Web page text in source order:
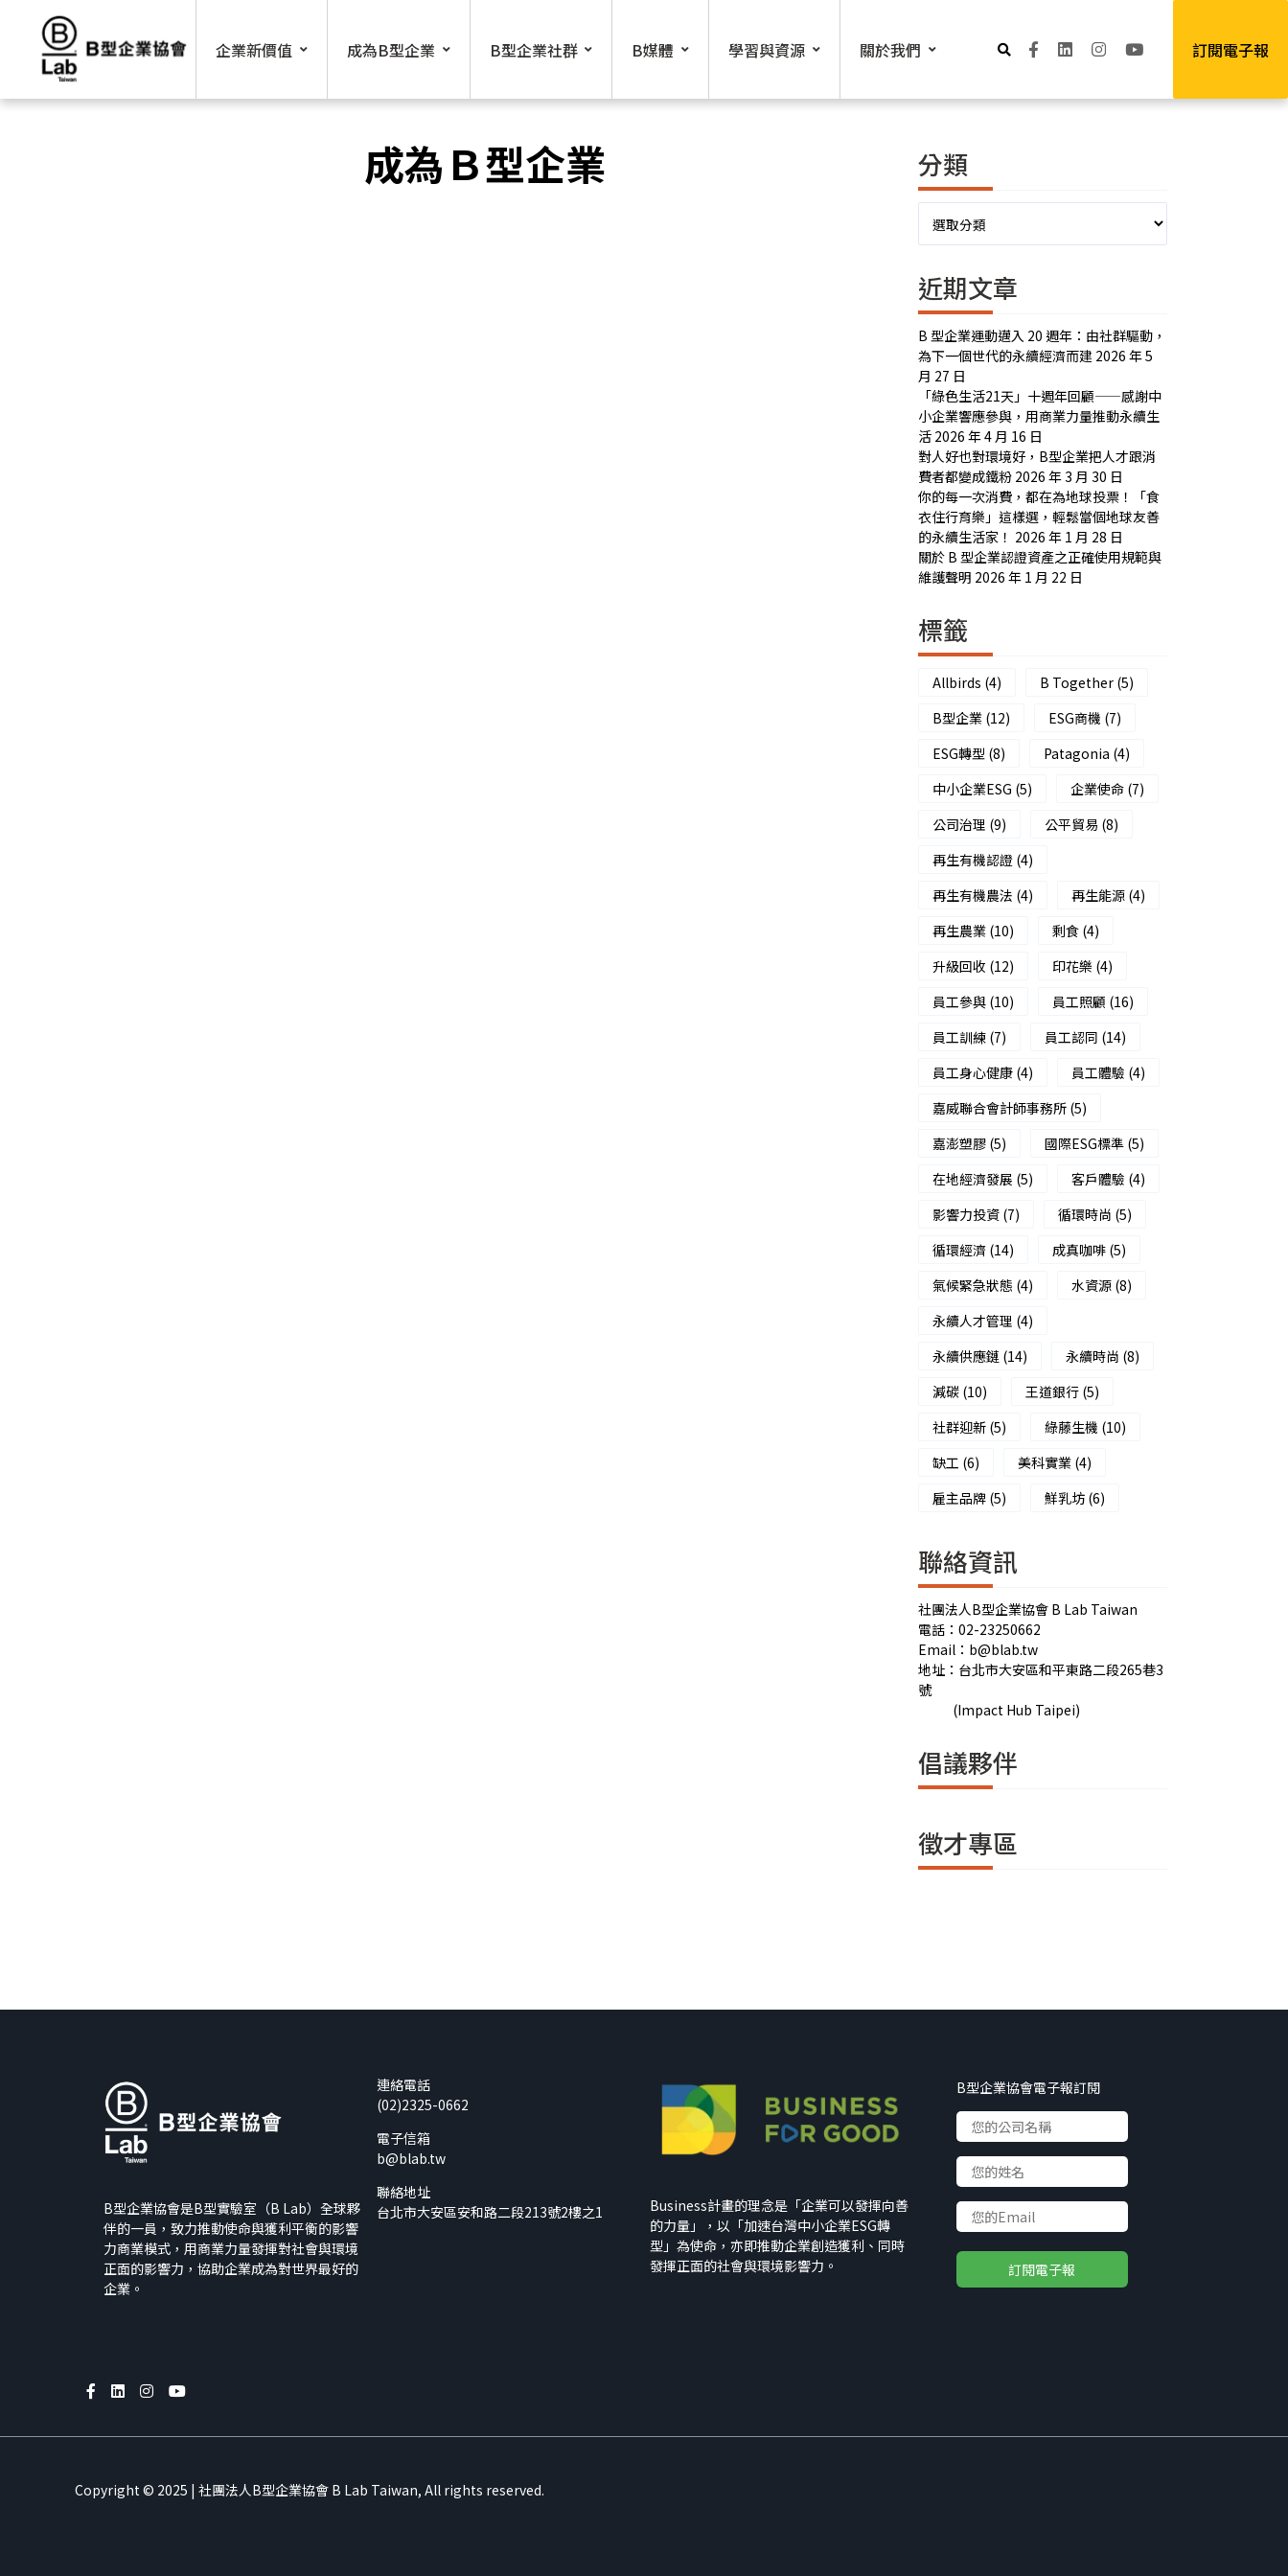
content
企業新價值 成為B型企業 B型企業社群 B媒體 學習與資源 關於我們 訂閱電子報
成為Ｂ型企業 分類
類
近期文章
B 型企業運動邁入 20 週年：由社群驅動，
為下一個世代的永續經濟而建 2026 年 5
月 27 日
「綠色生活21天」十週年回顧——感謝中
小企業響應參與，用商業力量推動永續生
活 2026 年 4 月 16 日
對人好也對環境好，B型企業把人才跟消
費者都變成鐵粉 2026 年 3 月 30 日
你的每一次消費，都在為地球投票！「食
衣住行育樂」這樣選，輕鬆當個地球友善
的永續生活家！ 2026 年 1 月 28 日
關於 B 型企業認證資產之正確使用規範與
維護聲明 2026 年 1 月 22 日
標籤
Allbirds (4) B Together (5)
B型企業 (12) ESG商機 (7)
ESG轉型 (8) Patagonia (4)
中小企業ESG (5) 企業使命 (7)
公司治理 (9) 公平貿易 (8)
再生有機認證 (4)
再生有機農法 (4) 再生能源 (4)
再生農業 (10) 剩食 (4)
升級回收 (12) 印花樂 (4)
員工參與 (10) 員工照顧 (16)
員工訓練 (7) 員工認同 (14)
員工身心健康 (4) 員工體驗 (4)
嘉威聯合會計師事務所 (5)
嘉澎塑膠 (5) 國際ESG標準 (5)
在地經濟發展 (5) 客戶體驗 (4)
影響力投資 (7) 循環時尚 (5)
循環經濟 (14) 成真咖啡 (5)
氣候緊急狀態 (4) 水資源 (8)
永續人才管理 (4)
永續供應鏈 (14) 永續時尚 (8)
減碳 (10) 王道銀行 (5)
社群迎新 (5) 綠藤生機 (10)
缺工 (6) 美科實業 (4)
雇主品牌 (5) 鮮乳坊 (6)
聯絡資訊
社團法人B型企業協會 B Lab Taiwan
電話：02-23250662
Email：b@blab.tw
地址：台北市大安區和平東路二段265巷3
號
(Impact Hub Taipei)
倡議夥伴
徵才專區
B型企業協會是B型實驗室（B Lab）全球夥
伴的一員，致力推動使命與獲利平衡的影響
力商業模式，用商業力量發揮對社會與環境
正面的影響力，協助企業成為對世界最好的
企業。
連絡電話
(02)2325-0662
電子信箱
b@blab.tw
聯絡地址
台北市大安區安和路二段213號2樓之1
Business計畫的理念是「企業可以發揮向善
的力量」，以「加速台灣中小企業ESG轉
型」為使命，亦即推動企業創造獲利、同時
發揮正面的社會與環境影響力。
B型企業協會電子報訂閱
Copyright © 2025 | 社團法人B型企業協會 B Lab Taiwan, All rights reserved.